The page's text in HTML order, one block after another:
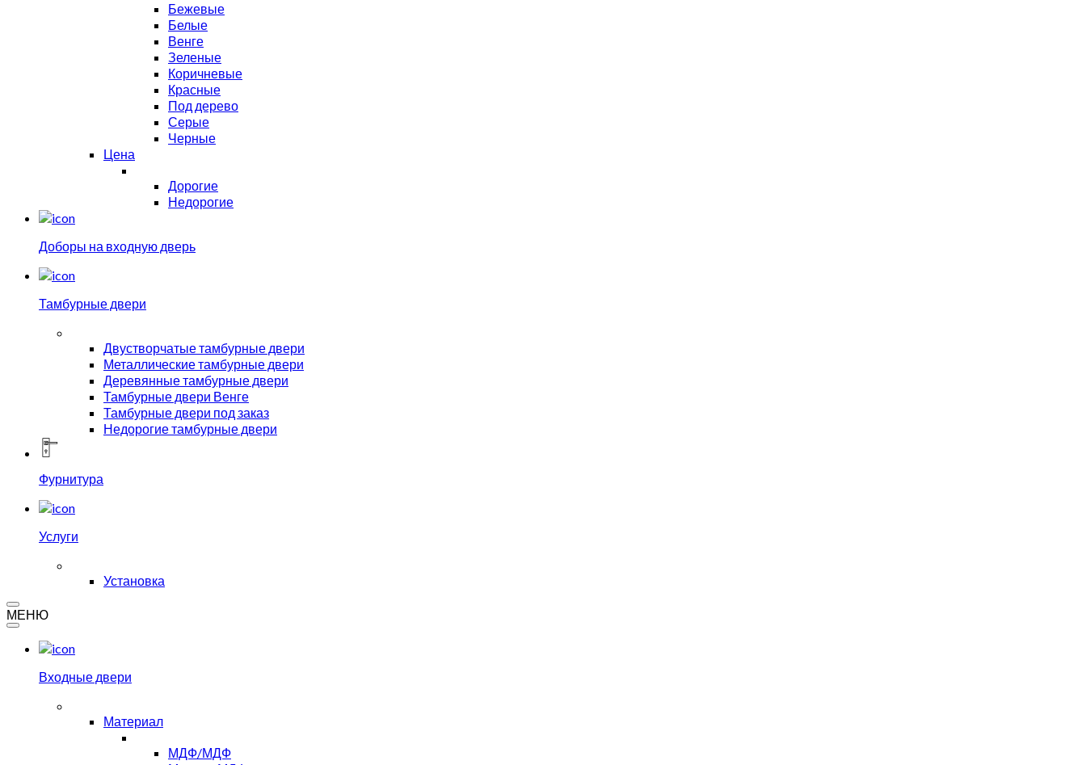
Бежевые
Белые
Венге
Зеленые
Коричневые
Красные
Под дерево
Серые
Черные
Цена
Дорогие
Недорогие
Доборы на входную дверь
Тамбурные двери
Двустворчатые тамбурные двери
Металлические тамбурные двери
Деревянные тамбурные двери
Тамбурные двери Венге
Тамбурные двери под заказ
Недорогие тамбурные двери
Фурнитура
Услуги
Установка
МЕНЮ
Входные двери
Материал
МДФ/МДФ